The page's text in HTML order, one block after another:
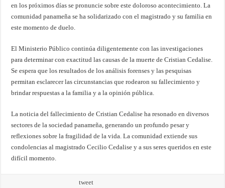
en los próximos días se pronuncie sobre este doloroso acontecimiento. La
comunidad panameña se ha solidarizado con el magistrado y su familia en
este momento de duelo.
El Ministerio Público continúa diligentemente con las investigaciones
para determinar con exactitud las causas de la muerte de Cristian Cedalise.
Se espera que los resultados de los análisis forenses y las pesquisas
permitan esclarecer las circunstancias que rodearon su fallecimiento y
brindar respuestas a la familia y a la opinión pública.
La noticia del fallecimiento de Cristian Cedalise ha resonado en diversos
sectores de la sociedad panameña, generando un profundo pesar y
reflexiones sobre la fragilidad de la vida. La comunidad extiende sus
condolencias al magistrado Cecilio Cedalise y a sus seres queridos en este
difícil momento.
tweet